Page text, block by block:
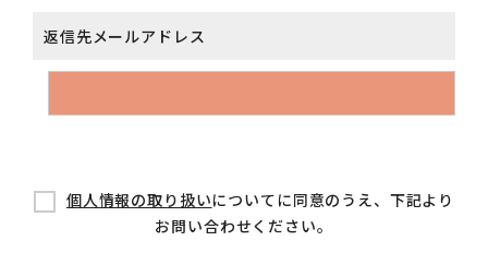
返信先メールアドレス
個人情報の取り扱いについてに同意のうえ、下記より
お問い合わせください。